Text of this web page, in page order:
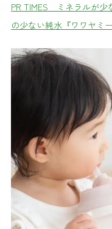
PR TIMES ミネラルが
の少ない純水『ワワヤミ